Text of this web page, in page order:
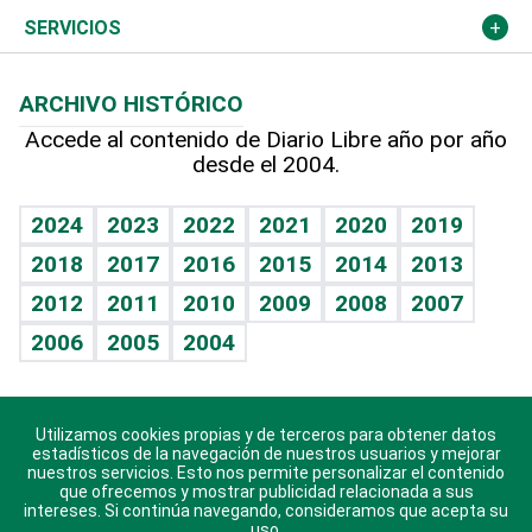
Resto del mundo
Economía personal
Podcast Arte Libre
Hablando con el pediatra
Vida y familia
Eñe
Celebrando la vida
Sin complejos
En pocas palabras
Escuchando al corazón
Economía Personal
Más deportes
Línea de hit
TBT Deportivo
Columnistas
Más firmas
Cambio climático
Opinión
Hecho en casa
Guía del dinero
SERVICIOS
Cumpleaños
Horóscopos
Crucigramas
ARCHIVO HISTÓRICO
Accede al contenido de Diario Libre año por año
desde el 2004.
2024 2023 2022 2021 2020
2019
2018
2017 2016 2015 2014
2013
2012
2011 2010 2009 2008
2007
2006
2005 2004
Descarga nuestras aplicaciones para Android, iOS y
sistema Huawei.
Utilizamos cookies propias y de terceros para obtener datos
estadísticos de la navegación de nuestros usuarios y mejorar
nuestros servicios. Esto nos permite personalizar el contenido
que ofrecemos y mostrar publicidad relacionada a sus
intereses. Si continúa navegando, consideramos que acepta su